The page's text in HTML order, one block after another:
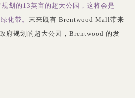
规划的13英亩的超大公园，这将会是
化带。 末来既有 Brentwood Mall带来
府规划的超大公园，Brentwood 的发